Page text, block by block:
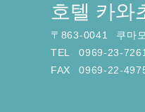
호텔 카와
〒 863-0041
쿠마
TEL
0969-23-7261
FAX
0969-22-